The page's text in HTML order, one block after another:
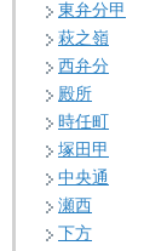
東弁分甲
萩之嶺
西弁分
殿所
時任町
塚田甲
中央通
瀬西
下方